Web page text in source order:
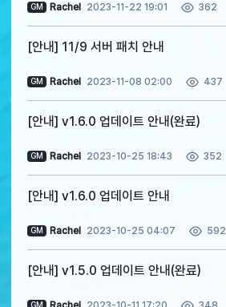
GM Rachel 2023-11-22 19:01 362
[안내] 11/9 서버 패치 안내
GM Rachel 2023-11-08 02:00 437
[안내] v1.6.0 업데이트 안내(완료)
GM Rachel 2023-10-25 18:43 352
[안내] v1.6.0 업데이트 안내
GM Rachel 2023-10-25 04:07 592
[안내] v1.5.0 업데이트 안내(완료)
GM